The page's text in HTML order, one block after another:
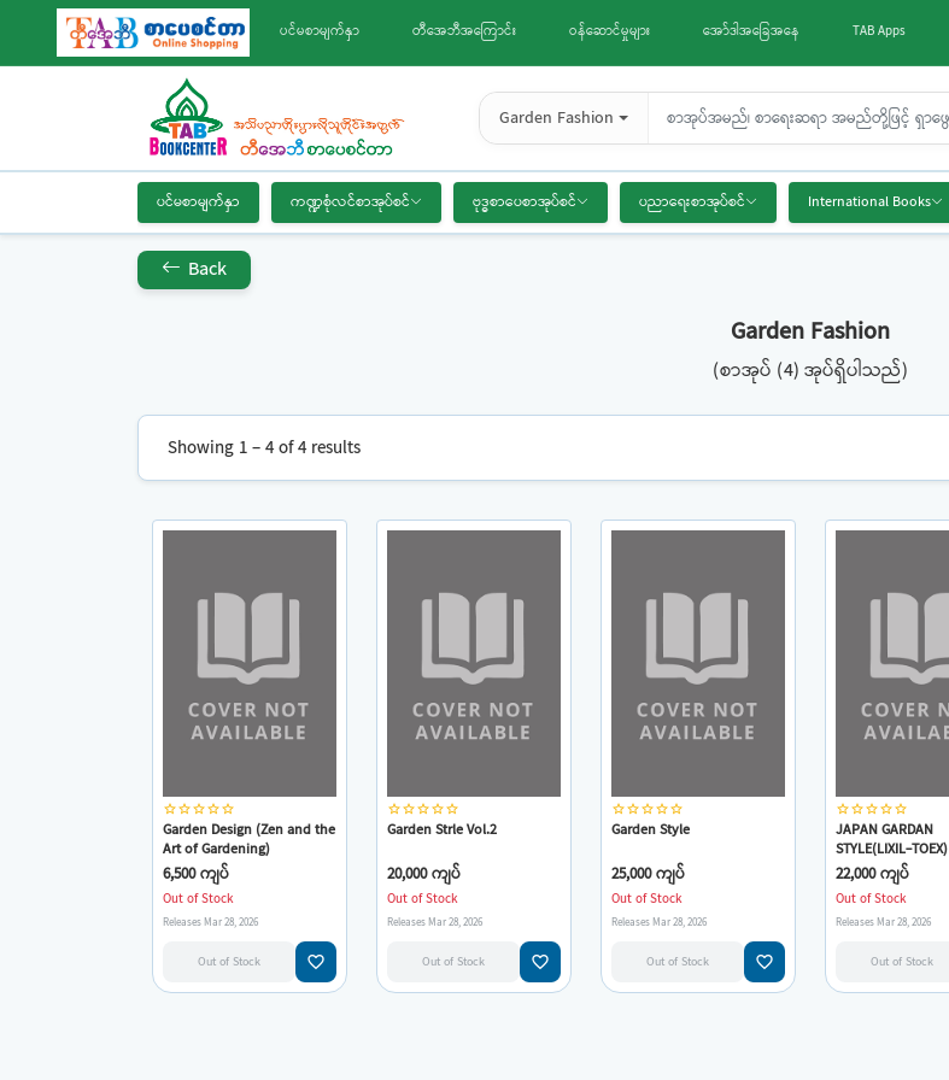
ပင်မစာမျက်နှာ တီအေဘီအကြောင်း ဝန်ဆောင်မှုများ အော်ဒါအခြေအနေ TAB Apps
Garden Fashion
ပင်မစာမျက်နှာ ကဏ္ဍစုံလင်စာအုပ်စင် ဗုဒ္ဓစာပေစာအုပ်စင် ပညာရေးစာအုပ်စင် International Books
Back
Garden Fashion
(စာအုပ် (4) အုပ်ရှိပါသည်)
Showing 1 – 4 of 4 results
star_borderstar_borderstar_borderstar_borderstar_border
Garden Design (Zen and the
Art of Gardening)
6,500 ကျပ်
Out of Stock
Releases Mar 28, 2026
Out of Stock favorite_border
star_borderstar_borderstar_borderstar_borderstar_border
Garden Strle Vol.2
20,000 ကျပ်
Out of Stock
Releases Mar 28, 2026
Out of Stock favorite_border
star_borderstar_borderstar_borderstar_borderstar_border
Garden Style
25,000 ကျပ်
Out of Stock
Releases Mar 28, 2026
Out of Stock favorite_border
star_borderstar_borderstar_borderstar_borderstar_border
JAPAN GARDAN
STYLE(LIXIL-TOEX)
22,000 ကျပ်
Out of Stock
Releases Mar 28, 2026
Out of Stock